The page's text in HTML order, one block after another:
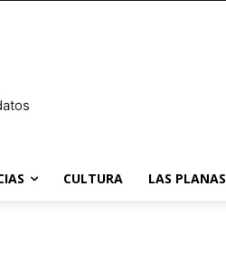
CULTURA LAS PLANAS